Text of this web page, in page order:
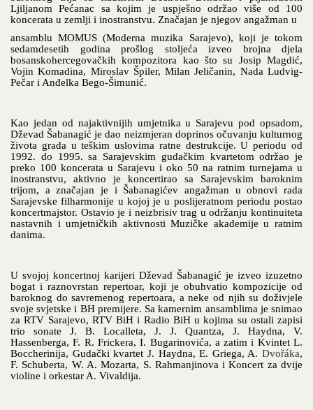
Ljiljanom Pećanac sa kojim je uspješno održao više od 100
koncerata u zemlji i inostranstvu. Značajan je njegov angažman u
ansamblu MOMUS (Moderna muzika Sarajevo), koji je tokom
sedamdesetih godina prošlog stoljeća izveo brojna djela
bosanskohercegovačkih kompozitora kao što su Josip Magdić,
Vojin Komadina, Miroslav Špiler, Milan Jeličanin, Nada Ludvig-
Pečar i Anđelka Bego-Šimunić.
Kao jedan od najaktivnijih umjetnika u Sarajevu pod opsadom,
Dževad Šabanagić je dao neizmjeran doprinos očuvanju kulturnog
života grada u teškim uslovima ratne destrukcije. U periodu od
1992. do 1995. sa Sarajevskim gudačkim kvartetom održao je
preko 100 koncerata u Sarajevu i oko 50 na ratnim turnejama u
inostranstvu, aktivno je koncertirao sa Sarajevskim baroknim
trijom, a značajan je i Šabanagićev angažman u obnovi rada
Sarajevske filharmonije u kojoj je u poslijeratnom periodu postao
koncertmajstor. Ostavio je i neizbrisiv trag u održanju kontinuiteta
nastavnih i umjetničkih aktivnosti Muzičke akademije u ratnim
danima.
U svojoj koncertnoj karijeri Dževad Šabanagić je izveo izuzetno
bogat i raznovrstan repertoar, koji je obuhvatio kompozicije od
baroknog do savremenog repertoara, a neke od njih su doživjele
svoje svjetske i BH premijere. Sa kamernim ansamblima je snimao
za RTV Sarajevo, RTV BiH i Radio BiH u kojima su ostali zapisi
trio sonate J. B. Localleta, J. J. Quantza, J. Haydna, V.
Hassenberga, F. R. Frickera, I. Bugarinovića, a zatim i Kvintet L.
Boccherinija, Gudački kvartet J. Haydna, E. Griega, A. Dvořáka,
F. Schuberta, W. A. Mozarta, S. Rahmanjinova i Koncert za dvije
violine i orkestar A. Vivaldija.